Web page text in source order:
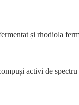
și rhodiola
activi de